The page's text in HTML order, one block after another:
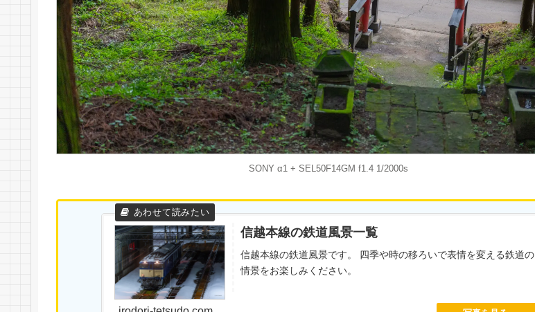
SONY α1 + SEL50F14GM f1.4 1/2000s
信越本線の鉄道風景一覧
信越本線の鉄道風景です。 四季や時の移ろいで表情を変える鉄道の
情景をお楽しみください。